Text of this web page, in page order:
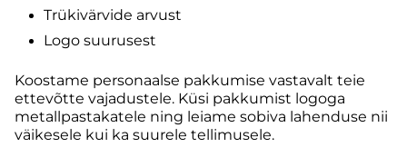
Trükivärvide arvust
Logo suurusest
Koostame personaalse pakkumise vastavalt teie
ettevõtte vajadustele. Küsi pakkumist logoga
metallpastakatele ning leiame sobiva lahenduse nii
väikesele kui ka suurele tellimusele.